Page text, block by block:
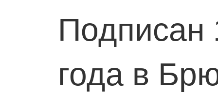
Подписан
года в